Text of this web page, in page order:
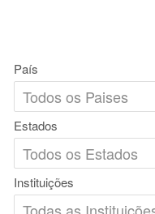
País
Estados
Instituições